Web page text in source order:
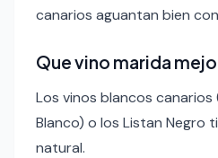
canarios aguantan bien
Que vino marida
Los vinos blancos canarios
Blanco) o los Listan Negro
natural.